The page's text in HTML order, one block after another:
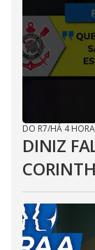
DO R7/HÁ 4
DINIZ